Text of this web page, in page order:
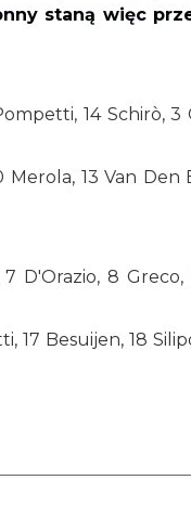
staną więc
14 Schirò, 3
Merola, 13 Van Den
D'Orazio, 8 Greco,
17 Besuijen, 18